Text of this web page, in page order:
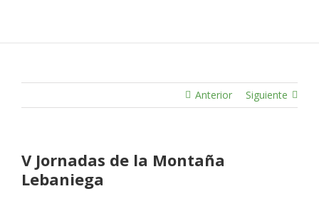
Anterior Siguiente
V Jornadas de la Montaña
Lebaniega